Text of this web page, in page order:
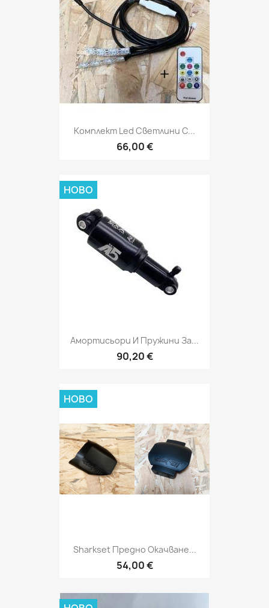
Комплект Led Светлини С...
66,00 €
Амортисьори И Пружини За...
90,20 €
НОВО
Sharkset Предно Окачване...
54,00 €
НОВО